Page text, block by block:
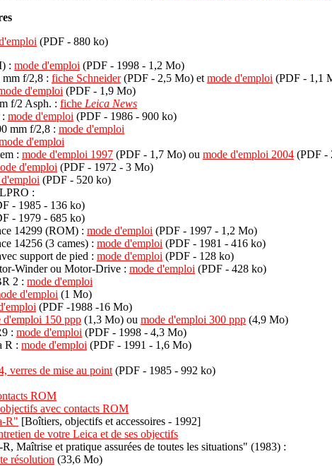
(PDF - 880 ko)
: mode d'emploi (PDF - 1998 - 1,2 Mo)
f/2,8 : fiche Schneider(PDF - 2,5 Mo) et mode d'emploi (PDF - 1,1
d'emploi (PDF - 1,9 Mo)
f/2 Asph. : fiche Leica News
mode d'emploi (PDF - 1986 - 900 ko)
mm f/2,8 : mode d'emploi
d'emploi
: mode d'emploi 1997 (PDF - 1,7 Mo) ou mode d'emploi 2004 (PDF -
d'emploi (PDF - 1972 - 3 Mo)
(PDF - 520 ko)
:
- 1985 - 136 ko)
- 1979 - 685 ko)
14299 (ROM) : mode d'emploi (PDF - 1997 - 1,2 Mo)
14256 (3 cames) : mode d'emploi (PDF - 1981 - 416 ko)
support de pied : mode d'emploi (PDF - 128 ko)
Winder ou Motor-Drive : mode d'emploi (PDF - 428 ko)
2 : mode d'emploi
d'emploi (1 Mo)
(PDF -1988 -16 Mo)
d'emploi 150 ppp (1,3 Mo) ou mode d'emploi 300 ppp (4,9 Mo)
: mode d'emploi (PDF - 1998 - 4,3 Mo)
R : mode d'emploi (PDF - 1991 - 1,6 Mo)
verres de mise au point (PDF - 1985 - 992 ko)
ROM
avec contacts ROM
R" [Boîtiers, objectifs et accessoires - 1992]
de votre Leica et de ses objectifs
Maîtrise et pratique assurées de toutes les situations" (1983) :
résolution (33,6 Mo)